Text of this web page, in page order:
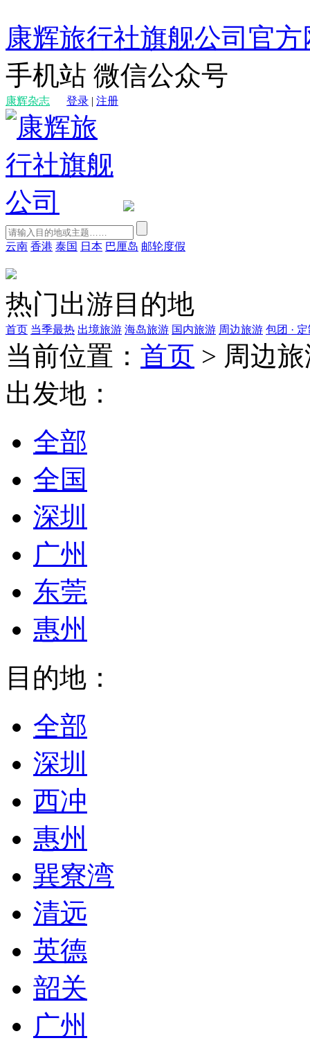
康辉旅行社旗舰公司官方
手机站 微信公众号
康辉杂志 登录 | 注册
云南 香港 泰国 日本 巴厘岛 邮轮度假
热门出游目的地
首页 当季最热 出境旅游 海岛旅游 国内旅游 周边旅游 包团 ·
当前位置： 首页 > 周边
出发地：
全部
全国
深圳
广州
东莞
惠州
目的地：
全部
深圳
西冲
惠州
巽寮湾
清远
英德
韶关
广州